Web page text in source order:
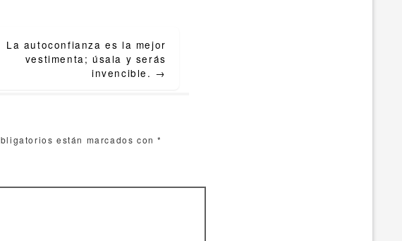
La autoconfianza es la mejor
vestimenta; úsala y serás
invencible. →
están marcados con*